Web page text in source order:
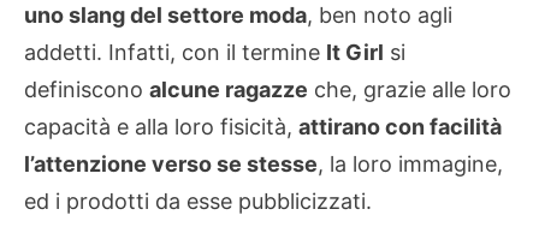
uno slang del settore moda, ben noto agli
addetti. Infatti, con il termine It Girl si
definiscono alcune ragazze che, grazie alle loro
capacità e alla loro fisicità, attirano con facilità
l’attenzione verso se stesse, la loro immagine,
ed i prodotti da esse pubblicizzati.